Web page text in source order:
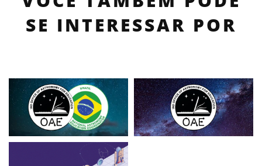
SE INTERESSAR POR